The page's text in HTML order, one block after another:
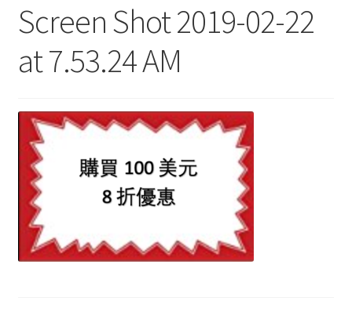
Screen Shot 2019-02-22
at 7.53.24 AM